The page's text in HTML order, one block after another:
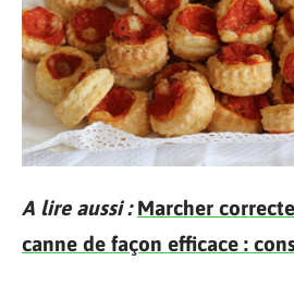
A lire aussi : Marcher
canne de façon efficace :